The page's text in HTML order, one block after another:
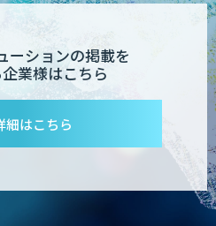
ーションの掲載を
業様はこちら
細はこちら